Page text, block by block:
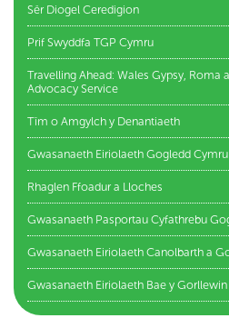
Sêr Diogel Ceredigion
Prif Swyddfa TGP Cymru
Travelling Ahead: Wales Gypsy, Roma
Advocacy Service
Tîm o Amgylch y Denantiaeth
Gwasanaeth Eiriolaeth Gogledd Cymru
Rhaglen Ffoadur a Lloches
Gwasanaeth Pasportau Cyfathrebu
Gwasanaeth Eiriolaeth Canolbarth a
Gwasanaeth Eiriolaeth Bae y Gorllewin